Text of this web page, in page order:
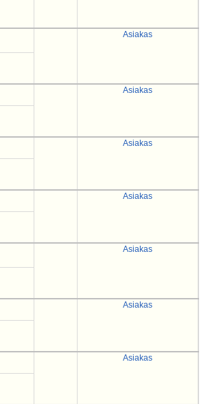
Asiakas
Asiakas
Asiakas
Asiakas
Asiakas
Asiakas
Asiakas